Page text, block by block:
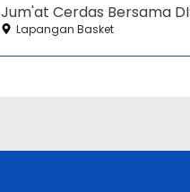
Jum'at Cerdas Bersama
Lapangan Basket